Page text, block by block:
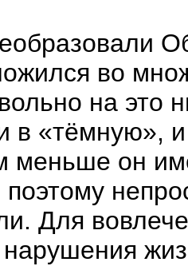
во
на это
в «тёмную»,
меньше он
поэтому
Для